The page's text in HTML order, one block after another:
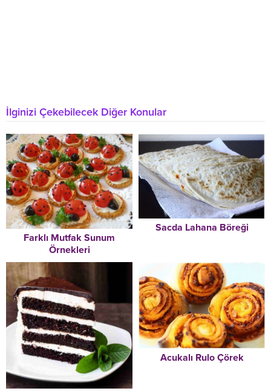
İlginizi Çekebilecek Diğer Konular
Farklı Mutfak Sunum
Örnekleri
Sacda Lahana Böreği
Acukalı Rulo Çörek